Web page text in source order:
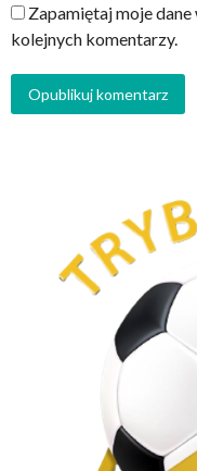
Zapamiętaj moje
kolejnych komentarzy.